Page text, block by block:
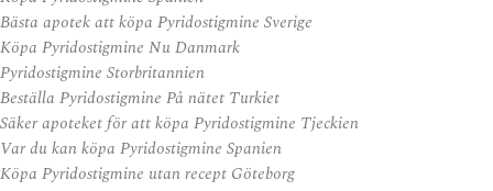
Bästa apotek att köpa Pyridostigmine Sverige
Köpa Pyridostigmine Nu Danmark
Pyridostigmine Storbritannien
Beställa Pyridostigmine På nätet Turkiet
Säker apoteket för att köpa Pyridostigmine Tjeckien
Var du kan köpa Pyridostigmine Spanien
Köpa Pyridostigmine utan recept Göteborg